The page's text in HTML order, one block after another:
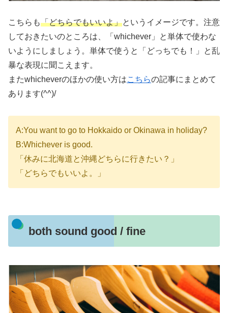
こちらも「どちらでもいいよ」というイメージです。注意
しておきたいのところは、「whichever」と単体で使わな
いようにしましょう。単体で使うと「どっちでも！」と乱
暴な表現に聞こえます。
またwhicheverのほかの使い方はこちらの記事にまとめて
あります(^^)/
A:You want to go to Hokkaido or Okinawa in holiday?
B:Whichever is good.
「休みに北海道と沖縄どちらに行きたい？」
「どちらでもいいよ。」
both sound good / fine